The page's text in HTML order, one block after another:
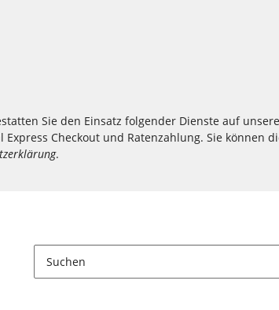
Sie den Einsatz folgender Dienste auf
Express Checkout und Ratenzahlung. Sie
.